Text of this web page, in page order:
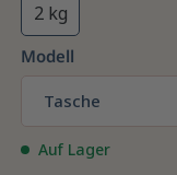
2 kg
Modell
Tasche
Auf Lager